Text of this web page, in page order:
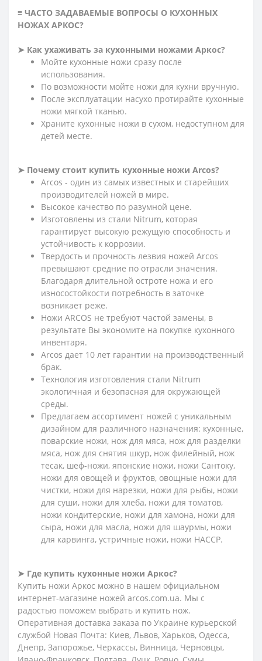
≡ ЧАСТО ЗАДАВАЕМЫЕ ВОПРОСЫ О КУХОННЫХ
НОЖАХ АРКОС?
➤ Как ухаживать за кухонными ножами Аркос?
Мойте кухонные ножи сразу после
использования.
По возможности мойте ножи для кухни вручную.
После эксплуатации насухо протирайте кухонные
ножи мягкой тканью.
Храните кухонные ножи в сухом, недоступном для
детей месте.
➤ Почему стоит купить кухонные ножи Arcos?
Arcos - один из самых известных и старейших
производителей ножей в мире.
Высокое качество по разумной цене.
Изготовлены из стали Nitrum, которая
гарантирует высокую режущую способность и
устойчивость к коррозии.
Твердость и прочность лезвия ножей Arcos
превышают средние по отрасли значения.
Благодаря длительной остроте ножа и его
износостойкости потребность в заточке
возникает реже.
Ножи ARCOS не требуют частой замены, в
результате Вы экономите на покупке кухонного
инвентаря.
Arcos дает 10 лет гарантии на производственный
брак.
Технология изготовления стали Nitrum
экологичная и безопасная для окружающей
среды.
Предлагаем ассортимент ножей с уникальным
дизайном для различного назначения: кухонные,
поварские ножи, нож для мяса, нож для разделки
мяса, нож для снятия шкур, нож филейный, нож
тесак, шеф-ножи, японские ножи, ножи Сантоку,
ножи для овощей и фруктов, овощные ножи для
чистки, ножи для нарезки, ножи для рыбы, ножи
для суши, ножи для хлеба, ножи для томатов,
ножи кондитерские, ножи для хамона, ножи для
сыра, ножи для масла, ножи для шаурмы, ножи
для карвинга, устричные ножи, ножи HACCP.
➤ Где купить кухонные ножи Аркос?
Купить ножи Аркос можно в нашем официальном
интернет-магазине ножей arcos.com.ua. Мы с
радостью поможем выбрать и купить нож.
Оперативная доставка заказа по Украине курьерской
службой Новая Почта: Киев, Львов, Харьков, Одесса,
Днепр, Запорожье, Черкассы, Винница, Черновцы,